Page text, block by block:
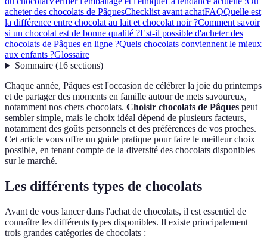
acheter des chocolats de PâquesChecklist avant achatFAQQuelle est
la différence entre chocolat au lait et chocolat noir ?Comment savoir
si un chocolat est de bonne qualité ?Est-il possible d'acheter des
chocolats de Pâques en ligne ?Quels chocolats conviennent le mieux
aux enfants ?Glossaire
Sommaire(16 sections)
Chaque année, Pâques est l'occasion de célébrer la joie du printemps
et de partager des moments en famille autour de mets savoureux,
notamment nos chers chocolats. Choisir chocolats de Pâques peut
sembler simple, mais le choix idéal dépend de plusieurs facteurs,
notamment des goûts personnels et des préférences de vos proches.
Cet article vous offre un guide pratique pour faire le meilleur choix
possible, en tenant compte de la diversité des chocolats disponibles
sur le marché.
Les différents types de chocolats
Avant de vous lancer dans l'achat de chocolats, il est essentiel de
connaître les différents types disponibles. Il existe principalement
trois grandes catégories de chocolats :